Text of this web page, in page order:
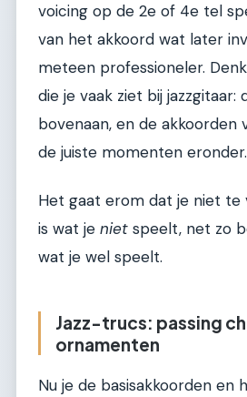
voicing op de 2e of 4e tel
van het akkoord wat later
meteen professioneler.
die je vaak ziet bij jazzgitaar:
bovenaan, en de akkoorden
de juiste momenten eronder.
Het gaat erom dat je niet te
is wat je niet speelt, net zo
wat je wel speelt.
Jazz-trucs: passing
ornamenten
Nu je de basisakkoorden en